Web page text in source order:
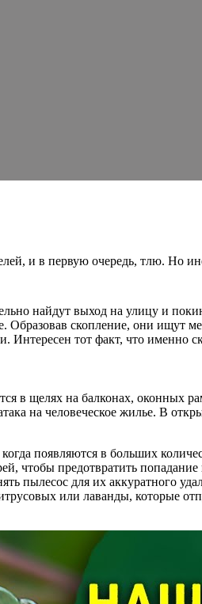
и в первую очередь, тлю. Но
найдут выход на улицу и
Образовав скопление, они ищут
тот факт, что именно
в щелях на балконах, оконных
на человеческое жилье. В
появляются в больших
чтобы предотвратить
пылесос для их аккуратного
или лаванды, которые